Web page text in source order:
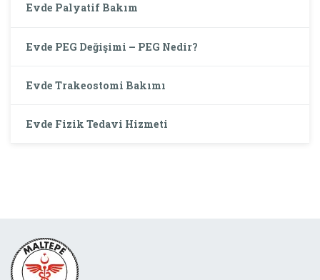
Evde Palyatif Bakım
Evde PEG Değişimi – PEG Nedir?
Evde Trakeostomi Bakımı
Evde Fizik Tedavi Hizmeti